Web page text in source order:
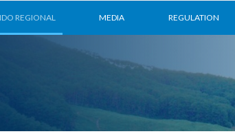
REGIONAL MEDIA
Press Conference
REGULATION
Industry
COVID-19